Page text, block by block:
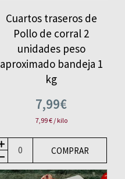
Cuartos traseros de
Pollo de corral 2
unidades peso
aproximado bandeja 1
kg
7,99€
7,99 € / kilo
COMPRAR